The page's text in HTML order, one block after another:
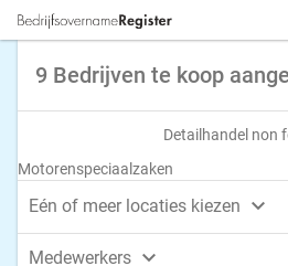
9 Bedrijven te koop
Detailhandel non
Motorenspeciaalzaken
Eén of meer locaties kiezen 
Medewerkers 